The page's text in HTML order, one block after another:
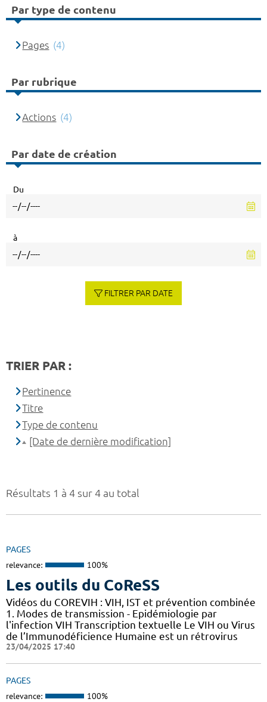
Résultats 1 à 4 sur 4 au total
PAGES
relevance: 100%
Les outils du CoReSS
Vidéos du COREVIH : VIH, IST et prévention combinée
1. Modes de transmission - Epidémiologie par
l'infection VIH Transcription textuelle Le VIH ou Virus
de l’Immunodéficience Humaine est un rétrovirus
23/04/2025 17:40
PAGES
relevance: 100%
Par type de contenu
Pages (4)
Par rubrique
Actions (4)
Par date de création
Du
à
FILTRER PAR DATE
TRIER PAR :
Pertinence
Titre
Type de contenu
[Date de dernière modification]